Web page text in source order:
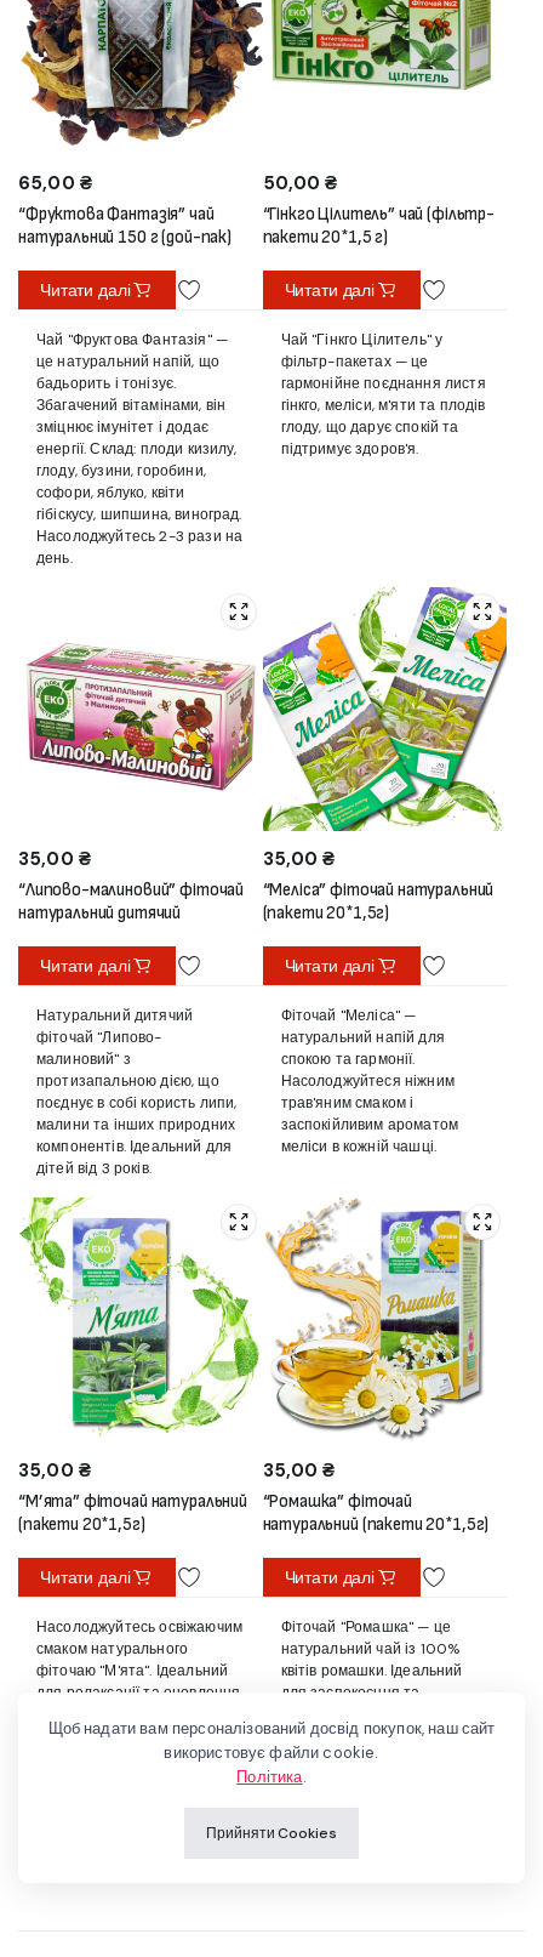
65,00 ₴
“Фруктова Фантазія” чай
натуральний 150 г (дой-пак)
Читати далі
Чай "Фруктова Фантазія" —
це натуральний напій, що
бадьорить і тонізує.
Збагачений вітамінами, він
зміцнює імунітет і додає
енергії. Склад: плоди кизилу,
глоду, бузини, горобини,
софори, яблуко, квіти
гібіскусу, шипшина, виноград.
Насолоджуйтесь 2-3 рази на
день.
50,00₴
“Гінкго Цілитель” чай (фільтр-
пакети 20*1,5 г)
Читати далі
Чай "Гінкго Цілитель" у
фільтр-пакетах — це
гармонійне поєднання листя
гінкго, меліси, м'яти та плодів
глоду, що дарує спокій та
підтримує здоров'я.
35,00 ₴
“Липово-малиновий” фіточай
натуральний дитячий
Читати далі
Натуральний дитячий
фіточай "Липово-
малиновий" з
протизапальною дією, що
поєднує в собі користь липи,
малини та інших природних
компонентів. Ідеальний для
дітей від 3 років.
35,00₴
“Меліса” фіточай натуральний
(пакети 20*1,5г)
Читати далі
Фіточай "Меліса" —
натуральний напій для
спокою та гармонії.
Насолоджуйтеся ніжним
трав'яним смаком і
заспокійливим ароматом
меліси в кожній чашці.
35,00 ₴
“М’ята” фіточай натуральний
(пакети 20*1,5г)
Читати далі
Насолоджуйтесь освіжаючим
смаком натурального
фіточаю "М'ята". Ідеальний
для релаксації та оновлення
100% листя м'яти перцевої.
35,00₴
“Ромашка” фіточай
натуральний (пакети 20*1,5г)
Читати далі
Фіточай "Ромашка" — це
натуральний чай із 100%
квітів ромашки. Ідеальний
для заспокоєння та
приготуванні та насичений
природним ароматом.
Щоб надати вам персоналізований досвід покупок, наш сайт
використовує файли cookie.
Політика.
Прийняти Cookies